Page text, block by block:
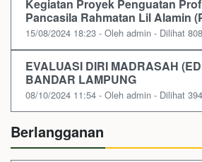
Kegiatan Proyek Penguatan
Pancasila Rahmatan Lil Alamin
15/08/2024 18:23 - Oleh admin - Dilihat
EVALUASI DIRI MADRASAH
BANDAR LAMPUNG
08/10/2024 11:54 - Oleh admin - Dilihat
Berlangganan